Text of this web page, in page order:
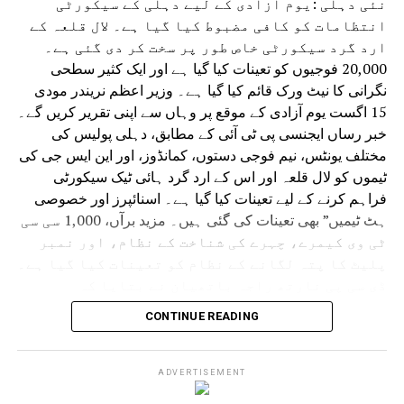
انتظامات کو کافی مضبوط کیا گیا ہے۔ لال قلعہ کے
ارد گرد سیکورٹی خاص طور پر سخت کر دی گئی ہے۔
20,000 فوجیوں کو تعینات کیا گیا ہے اور ایک کثیر سطحی
نگرانی کا نیٹ ورک قائم کیا گیا ہے۔ وزیر اعظم نریندر مودی
15 اگست یوم آزادی کے موقع پر وہاں سے اپنی تقریر کریں گے۔
خبر رساں ایجنسی پی ٹی آئی کے مطابق، دہلی پولیس کی
مختلف یونٹس، نیم فوجی دستوں، کمانڈوز، اور این ایس جی کی
ٹیموں کو لال قلعہ اور اس کے ارد گرد ہائی ٹیک سیکورٹی
فراہم کرنے کے لیے تعینات کیا گیا ہے۔ اسنائپرز اور خصوصی
ہٹ ٹیمیں” بھی تعینات کی گئی ہیں۔ مزید برآں، 1,000 سی سی
ٹی وی کیمرے، چہرے کی شناخت کے نظام، اور نمبر
سیکورٹی انتظامات میں ٹریفک یونٹ کے دہلی پولیس
کے اہلکار، شمالی ضلع کی ٹیمیں، مقامی پولیس،
پی سی آر، اسپیشل برانچ، اسپیشل سیل، اور عام
سیکورٹی اہلکار شامل ہیں۔
انہوں نے کہا، “ان تمام ڈویژنوں کے اہلکاروں کو تعینات کیا گیا
CONTINUE READING
ADVERTISEMENT